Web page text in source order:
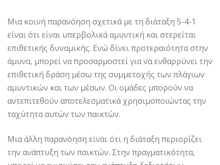
Μια κοινή παρανόηση σχετικά με τη διάταξη 5-4-1
είναι ότι είναι υπερβολικά αμυντική και στερείται
επιθετικής δυναμικής. Ενώ δίνει προτεραιότητα στην
άμυνα, μπορεί να προσαρμοστεί για να ενθαρρύνει την
επιθετική δράση μέσω της συμμετοχής των πλάγιων
αμυντικών και των μέσων. Οι ομάδες μπορούν να
αντεπιτεθούν αποτελεσματικά χρησιμοποιώντας την
ταχύτητα αυτών των παικτών.
Μια άλλη παρανόηση είναι ότι η διάταξη περιορίζει
την ανάπτυξη των παικτών. Στην πραγματικότητα,